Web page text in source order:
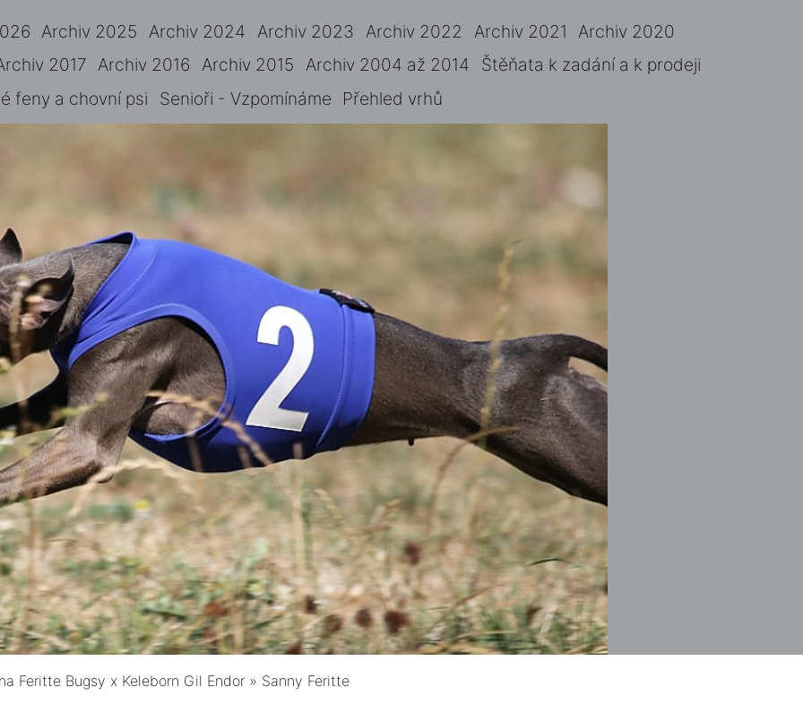
Archiv 2025 Archiv 2024 Archiv 2023 Archiv 2022 Archiv 2021
Archiv 2020
2017 Archiv 2016 Archiv 2015 Archiv 2004 až 2014
Štěňata k zadání a k prodeji
feny a chovní psi
Senioři - Vzpomínáme Přehled vrhů
Feritte Bugsy x Keleborn Gil Endor » Sanny Feritte